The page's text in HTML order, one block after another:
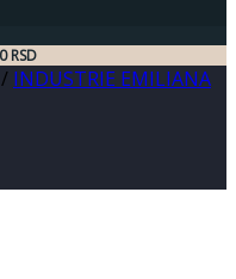
RSD
/ INDUSTRIE EMILIANA